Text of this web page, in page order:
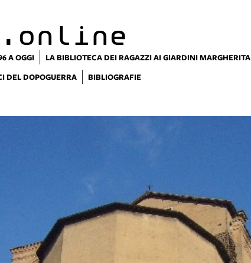
A OGGI LA BIBLIOTECA DEI RAGAZZI AI GIARDINI MARGHERITA
DEL DOPOGUERRA BIBLIOGRAFIE